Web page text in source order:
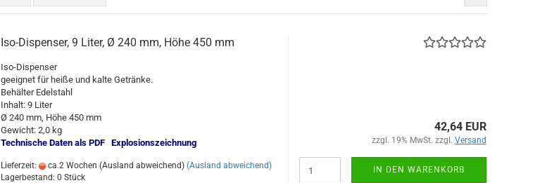
Iso-Dispenser, 9 Liter, Ø 240 mm, Höhe 450 mm
Iso-Dispenser
geeignet für heiße und kalte Getränke.
Behälter Edelstahl
Inhalt: 9 Liter
Ø 240 mm, Höhe 450 mm
Gewicht: 2,0 kg
Technische Daten als PDF Explosionszeichnung
Lieferzeit: ca.2 Wochen (Ausland abweichend) (Ausland abweichend)
Lagerbestand: 0 Stück
42,64 EUR
zzgl. 19% MwSt. zzgl. Versand
IN DEN WARENKORB